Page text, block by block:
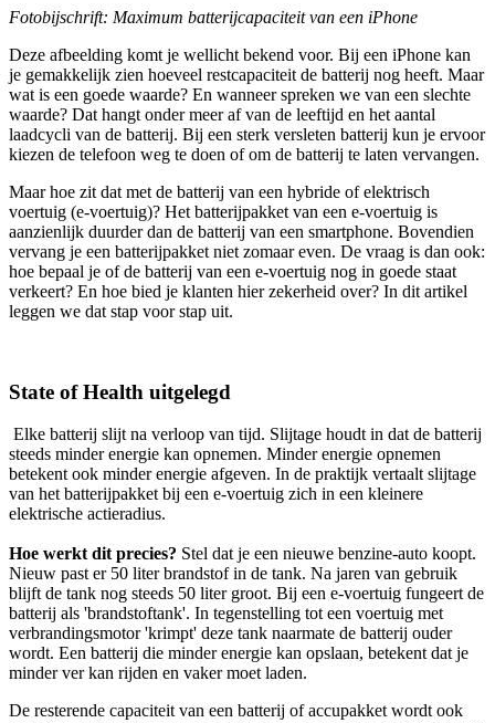
Fotobijschrift: Maximum batterijcapaciteit van een iPhone
Deze afbeelding komt je wellicht bekend voor. Bij een iPhone kan
je gemakkelijk zien hoeveel restcapaciteit de batterij nog heeft. Maar
wat is een goede waarde? En wanneer spreken we van een slechte
waarde? Dat hangt onder meer af van de leeftijd en het aantal
laadcycli van de batterij. Bij een sterk versleten batterij kun je ervoor
kiezen de telefoon weg te doen of om de batterij te laten vervangen.
Maar hoe zit dat met de batterij van een hybride of elektrisch
voertuig (e-voertuig)? Het batterijpakket van een e-voertuig is
aanzienlijk duurder dan de batterij van een smartphone. Bovendien
vervang je een batterijpakket niet zomaar even. De vraag is dan ook:
hoe bepaal je of de batterij van een e-voertuig nog in goede staat
verkeert? En hoe bied je klanten hier zekerheid over? In dit artikel
leggen we dat stap voor stap uit.
State of Health uitgelegd
Elke batterij slijt na verloop van tijd. Slijtage houdt in dat de batterij
steeds minder energie kan opnemen. Minder energie opnemen
betekent ook minder energie afgeven. In de praktijk vertaalt slijtage
van het batterijpakket bij een e-voertuig zich in een kleinere
elektrische actieradius.
Hoe werkt dit precies? Stel dat je een nieuwe benzine-auto koopt.
Nieuw past er 50 liter brandstof in de tank. Na jaren van gebruik
blijft de tank nog steeds 50 liter groot. Bij een e-voertuig fungeert de
batterij als 'brandstoftank'. In tegenstelling tot een voertuig met
verbrandingsmotor 'krimpt' deze tank naarmate de batterij ouder
wordt. Een batterij die minder energie kan opslaan, betekent dat je
minder ver kan rijden en vaker moet laden.
De resterende capaciteit van een batterij of accupakket wordt ook